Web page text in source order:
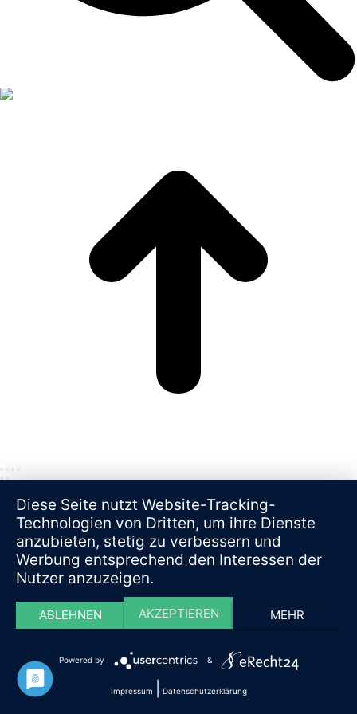
Diese Seite nutzt Website-Tracking-
Technologien von Dritten, um ihre Dienste
anzubieten, stetig zu verbessern und
Werbung entsprechend den Interessen der
Nutzer anzuzeigen.
ABLEHNEN AKZEPTIEREN MEHR
Powered by &
Impressum Datenschutzerklärung